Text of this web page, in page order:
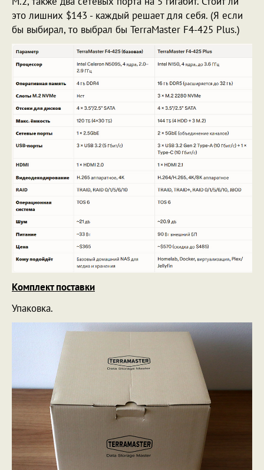
это лишних $143 - каждый решает для себя. (Я если
бы выбирал, то выбрал бы TerraMaster F4-425 Plus.)
Комплект поставки
Упаковка.